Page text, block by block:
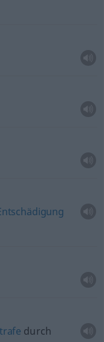
durch